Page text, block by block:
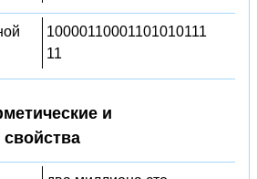
10000110001101010111
11
и
свойства